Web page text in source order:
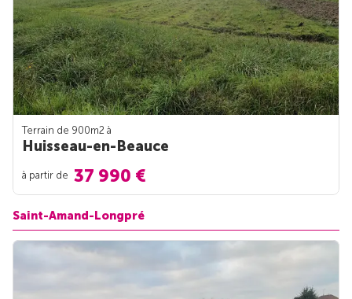
Terrain de 900m2 à
Huisseau-en-Beauce
à partir de 37 990 €
Saint-Amand-Longpré